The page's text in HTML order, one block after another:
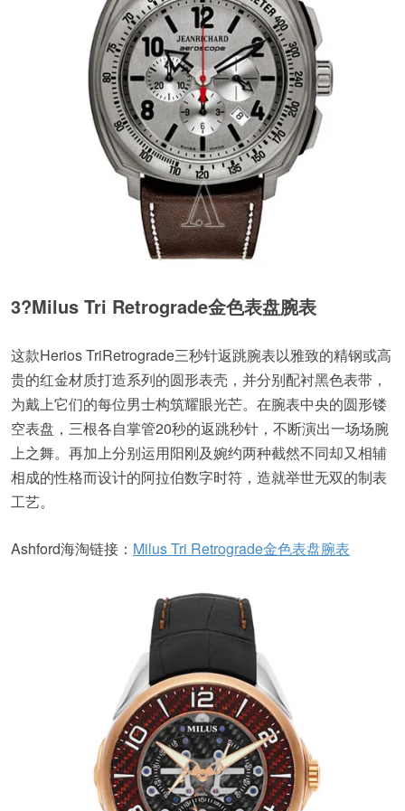
3?Milus Tri Retrograde金色表盘腕表
这款Herios TriRetrograde三秒针返跳腕表以雅致的精钢或高
贵的红金材质打造系列的圆形表壳，并分别配衬黑色表带，
为戴上它们的每位男士构筑耀眼光芒。在腕表中央的圆形镂
空表盘，三根各自掌管20秒的返跳秒针，不断演出一场场腕
上之舞。再加上分别运用阳刚及婉约两种截然不同却又相辅
相成的性格而设计的阿拉伯数字时符，造就举世无双的制表
工艺。
Ashford海淘链接： Milus Tri Retrograde金色表盘腕表